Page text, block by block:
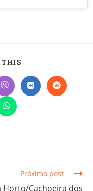
THIS
Próximo post
Horto/Cachoeira dos